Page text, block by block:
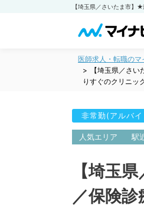
医師求人・転職のマ
【埼玉県／さ
りすぐのクリニッ
非常勤(アルバイ
人気エリア 駅
【埼玉
／保険